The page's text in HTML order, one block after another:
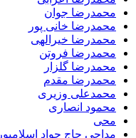
محمدرضا جوان
محمدرضا خانی پور
محمدرضا خیرالهی
محمدرضا فروتن
محمدرضا گلزار
محمدرضا مقدم
محمدعلی وزیری
محمود انصاری
محی
مداحی حاج جواد اسلامپور